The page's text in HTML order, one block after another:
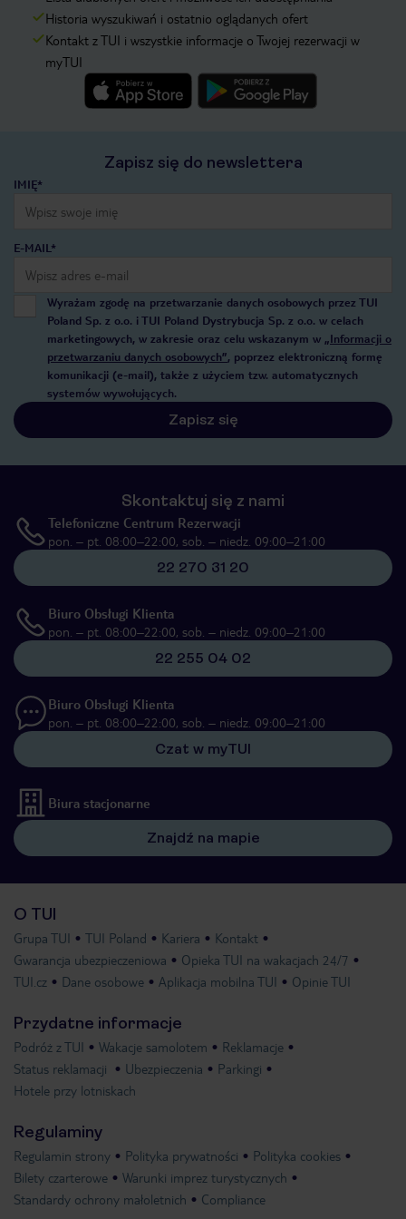
Historia wyszukiwań i ostatnio oglądanych ofert
Kontakt z TUI i wszystkie informacje o Twojej rezerwacji w
myTUI
Zapisz się do newslettera
IMIĘ*
E-MAIL*
Wyrażam zgodę na przetwarzanie danych osobowych przez TUI
Poland Sp. z o.o. i TUI Poland Dystrybucja Sp. z o.o. w celach
marketingowych, w zakresie oraz celu wskazanym w „Informacji o
przetwarzaniu danych osobowych”, poprzez elektroniczną formę
komunikacji (e-mail), także z użyciem tzw. automatycznych
systemów wywołujących.
Zapisz się
Skontaktuj się z nami
Telefoniczne Centrum Rezerwacji
pon. – pt. 08:00–22:00, sob. – niedz. 09:00–21:00
22 270 31 20
Biuro Obsługi Klienta
pon. – pt. 08:00–22:00, sob. – niedz. 09:00–21:00
22 255 04 02
Biuro Obsługi Klienta
pon. – pt. 08:00–22:00, sob. – niedz. 09:00–21:00
Czat w myTUI
Biura stacjonarne
Znajdź na mapie
O TUI
Grupa TUI TUI Poland Kariera
Kontakt
Gwarancja ubezpieczeniowa
Opieka TUI na wakacjach 24/7
TUI.cz
Dane osobowe Aplikacja mobilna TUI Opinie TUI
Przydatne informacje
Podróż z TUI Wakacje samolotem
Reklamacje
Status reklamacji
Ubezpieczenia
Parkingi
Hotele przy lotniskach
Regulaminy
Regulamin strony Polityka prywatności
Polityka cookies
Bilety czarterowe
Warunki imprez turystycznych
Standardy ochrony małoletnich
Compliance